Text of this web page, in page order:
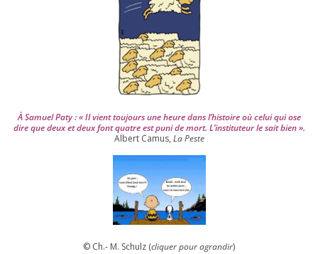
À Samuel Paty : « Il vient tou­jours une heure dans l’his­toire où celui qui ose
dire que deux et deux font quatre est puni de mort. L’instituteur le sait bien ».
Albert Camus, La Peste
© Ch.- M. Schulz (cli­quer pour agran­dir)